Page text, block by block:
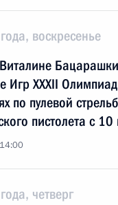
воскресенье
Игр XXXII
по пулевой
пистолета с
четверг